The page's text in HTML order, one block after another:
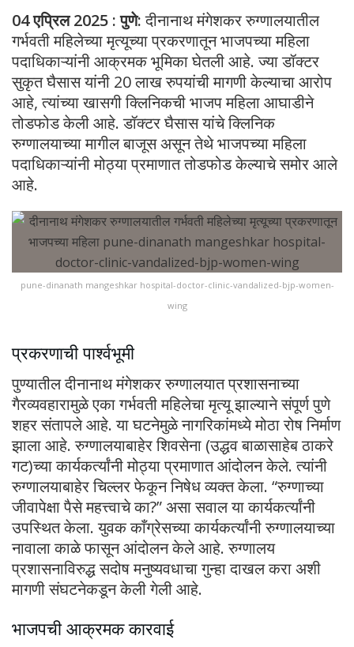
04 एप्रिल 2025 : पुणे:दीनानाथ मंगेशकर रुग्णालयातील
गर्भवती महिलेच्या मृत्यूच्या प्रकरणातून भाजपच्या महिला
पदाधिकाऱ्यांनी आक्रमक भूमिका घेतली आहे. ज्या डॉक्टर
सुकृत घैसास यांनी 20 लाख रुपयांची मागणी केल्याचा आरोप
आहे, त्यांच्या खासगी क्लिनिकची भाजप महिला आघाडीने
तोडफोड केली आहे. डॉक्टर घैसास यांचे क्लिनिक
रुग्णालयाच्या मागील बाजूस असून तेथे भाजपच्या महिला
पदाधिकाऱ्यांनी मोठ्या प्रमाणात तोडफोड केल्याचे समोर आले
आहे.
pune-dinanath mangeshkar hospital-doctor-clinic-vandalized-bjp-women-
wing
प्रकरणाची पार्श्वभूमी
पुण्यातील दीनानाथ मंगेशकर रुग्णालयात प्रशासनाच्या
गैरव्यवहारामुळे एका गर्भवती महिलेचा मृत्यू झाल्याने संपूर्ण पुणे
शहर संतापले आहे. या घटनेमुळे नागरिकांमध्ये मोठा रोष निर्माण
झाला आहे. रुग्णालयाबाहेर शिवसेना (उद्धव बाळासाहेब ठाकरे
गट)च्या कार्यकर्त्यांनी मोठ्या प्रमाणात आंदोलन केले. त्यांनी
रुग्णालयाबाहेर चिल्लर फेकून निषेध व्यक्त केला. “रुग्णाच्या
जीवापेक्षा पैसे महत्त्वाचे का?” असा सवाल या कार्यकर्त्यांनी
उपस्थित केला. युवक काँग्रेसच्या कार्यकर्त्यांनी रुग्णालयाच्या
नावाला काळे फासून आंदोलन केले आहे. रुग्णालय
प्रशासनाविरुद्ध सदोष मनुष्यवधाचा गुन्हा दाखल करा अशी
मागणी संघटनेकडून केली गेली आहे.
भाजपची आक्रमक कारवाई